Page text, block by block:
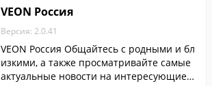
VEON Россия
Версия: 2.0.41
VEON Россия Общайтесь с родными и бл
изкими, а также просматривайте самые
актуальные новости на интересующие в